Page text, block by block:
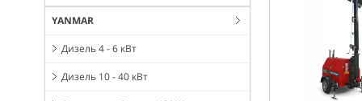
YANMAR
Дизель 4 - 6 кВт
Дизель 10 - 40 кВт